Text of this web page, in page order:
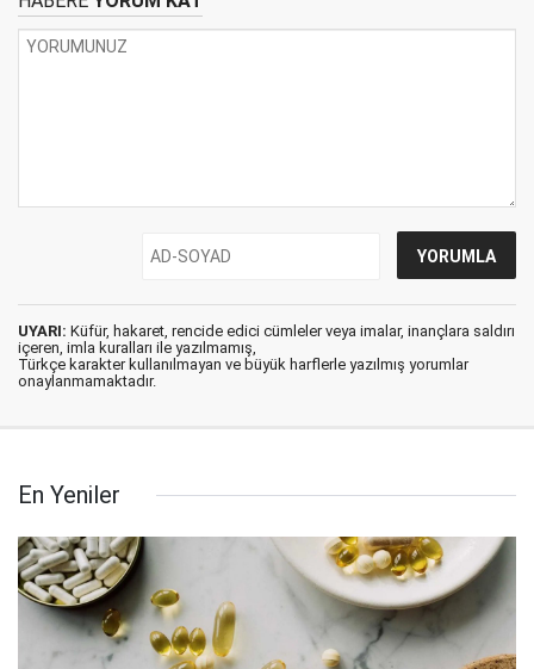
UYARI: Küfür, hakaret, rencide edici cümleler veya imalar, inançlara saldırı
içeren, imla kuralları ile yazılmamış,
Türkçe karakter kullanılmayan ve büyük harflerle yazılmış yorumlar
onaylanmamaktadır.
En Yeniler